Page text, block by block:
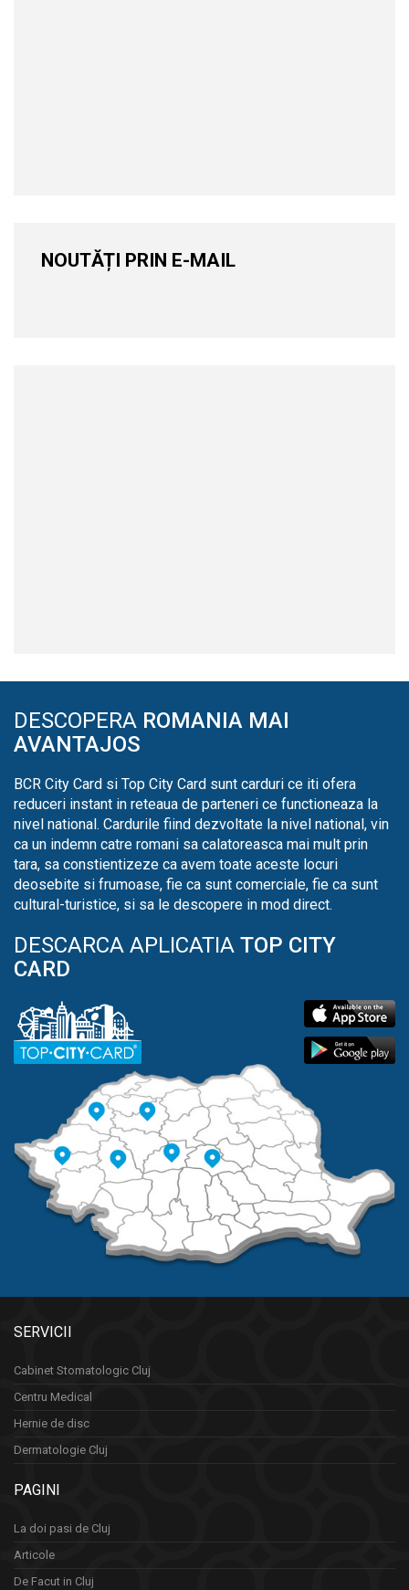
NOUTĂȚI PRIN E-MAIL
DESCOPERA ROMANIA MAI
AVANTAJOS
BCR City Card si Top City Card sunt carduri ce iti ofera
reduceri instant in reteaua de parteneri ce functioneaza la
nivel national. Cardurile fiind dezvoltate la nivel national, vin
ca un indemn catre romani sa calatoreasca mai mult prin
tara, sa constientizeze ca avem toate aceste locuri
deosebite si frumoase, fie ca sunt comerciale, fie ca sunt
cultural-turistice, si sa le descopere in mod direct.
DESCARCA APLICATIA TOP CITY
CARD
SERVICII
Cabinet Stomatologic Cluj
Centru Medical
Hernie de disc
Dermatologie Cluj
PAGINI
La doi pasi de Cluj
Articole
De Facut in Cluj